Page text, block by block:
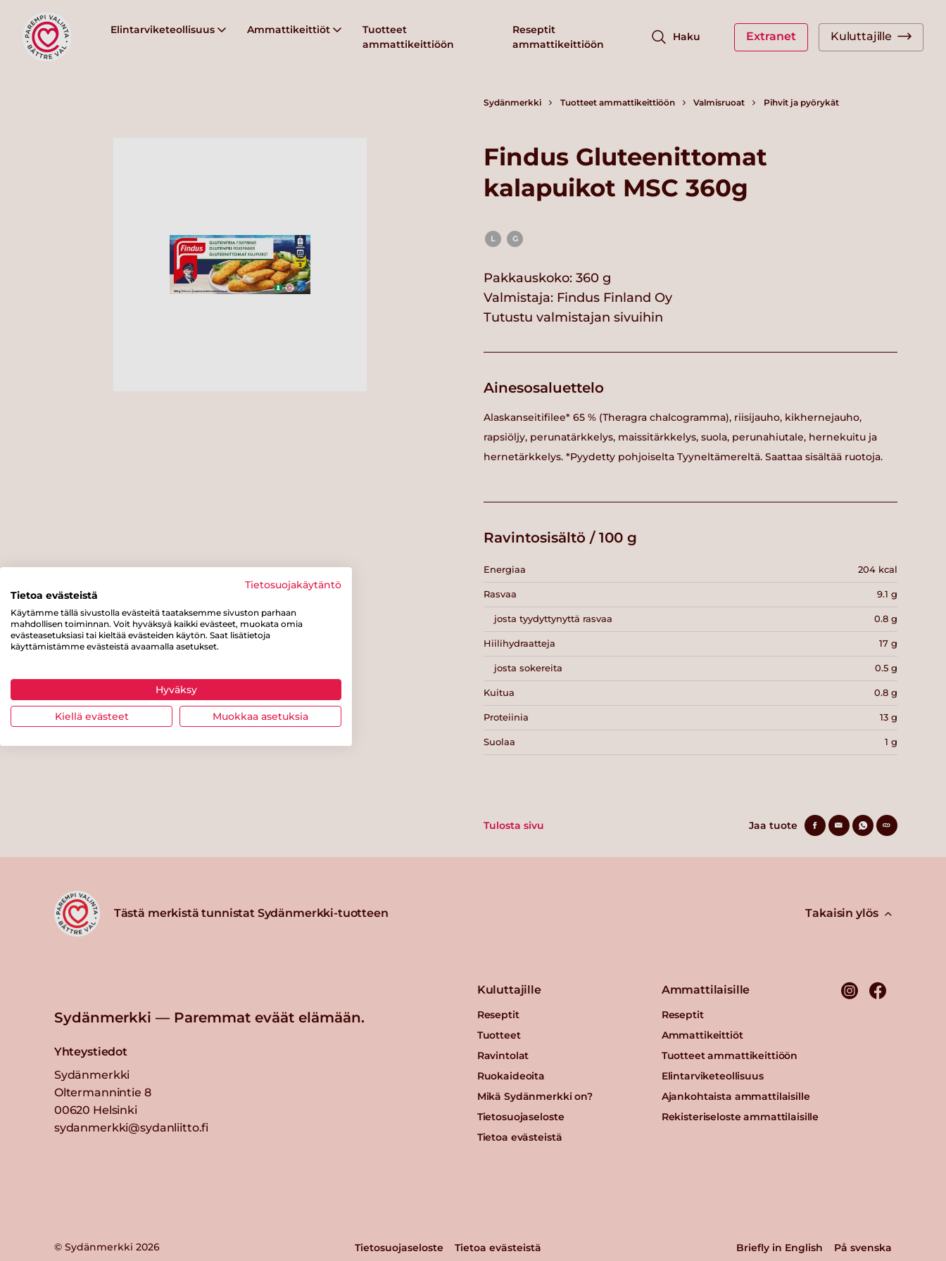
Elintarviketeollisuus Ammattikeittiöt
Tuotteet
ammattikeittiöön
Reseptit
ammattikeittiöön
Haku Extranet Kuluttajille
Sydänmerkki Tuotteet ammattikeittiöön Valmisruoat Pihvit ja pyörykät
Findus Gluteenittomat
kalapuikot MSC 360g
L G
Pakkauskoko: 360 g
Valmistaja: Findus Finland Oy
Tutustu valmistajan sivuihin
Ainesosaluettelo
Alaskanseitifilee* 65 % (Theragra chalcogramma), riisijauho, kikhernejauho,
rapsiöljy, perunatärkkelys, maissitärkkelys, suola, perunahiutale, hernekuitu ja
hernetärkkelys. *Pyydetty pohjoiselta Tyyneltämereltä. Saattaa sisältää ruotoja.
Ravintosisältö / 100 g
Energiaa 204 kcal
Rasvaa 9.1 g
josta tyydyttynyttä rasvaa 0.8 g
Hiilihydraatteja 17 g
josta sokereita 0.5 g
Kuitua 0.8 g
Proteiinia 13 g
Suolaa 1 g
Tulosta sivu Jaa tuote
Tästä merkistä tunnistat Sydänmerkki-tuotteen Takaisin ylös
Sydänmerkki — Paremmat eväät elämään.
Yhteystiedot
Sydänmerkki
Oltermannintie 8
00620 Helsinki
sydanmerkki@sydanliitto.fi
Kuluttajille
Reseptit
Tuotteet
Ravintolat
Ruokaideoita
Mikä Sydänmerkki on?
Tietosuojaseloste
Tietoa evästeistä
Ammattilaisille
Reseptit
Ammattikeittiöt
Tuotteet ammattikeittiöön
Elintarviketeollisuus
Ajankohtaista ammattilaisille
Rekisteriseloste ammattilaisille
© Sydänmerkki 2026 Tietosuojaseloste Tietoa evästeistä Briefly in English På svenska
Tietosuojakäytäntö
Tietoa evästeistä
Käytämme tällä sivustolla evästeitä taataksemme sivuston parhaan
mahdollisen toiminnan. Voit hyväksyä kaikki evästeet, muokata omia
evästeasetuksiasi tai kieltää evästeiden käytön. Saat lisätietoja
käyttämistämme evästeistä avaamalla asetukset.
Hyväksy
Kiellä evästeet Muokkaa asetuksia